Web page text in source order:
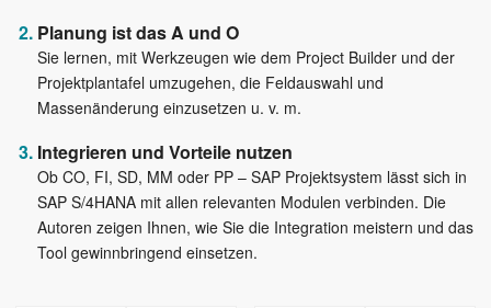
Planung ist das A und O
Sie lernen, mit Werkzeugen wie dem Project Builder und der
Projektplantafel umzugehen, die Feldauswahl und
Massenänderung einzusetzen u. v. m.
Integrieren und Vorteile nutzen
Ob CO, FI, SD, MM oder PP – SAP Projektsystem lässt sich in
SAP S/4HANA mit allen relevanten Modulen verbinden. Die
Autoren zeigen Ihnen, wie Sie die Integration meistern und das
Tool gewinnbringend einsetzen.